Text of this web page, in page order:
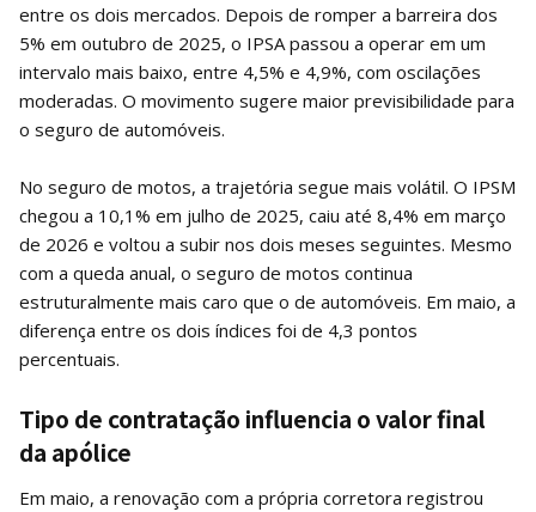
entre os dois mercados. Depois de romper a barreira dos
5% em outubro de 2025, o IPSA passou a operar em um
intervalo mais baixo, entre 4,5% e 4,9%, com oscilações
moderadas. O movimento sugere maior previsibilidade para
o seguro de automóveis.
No seguro de motos, a trajetória segue mais volátil. O IPSM
chegou a 10,1% em julho de 2025, caiu até 8,4% em março
de 2026 e voltou a subir nos dois meses seguintes. Mesmo
com a queda anual, o seguro de motos continua
estruturalmente mais caro que o de automóveis. Em maio, a
diferença entre os dois índices foi de 4,3 pontos
percentuais.
Tipo de contratação influencia o valor final
da apólice
Em maio, a renovação com a própria corretora registrou